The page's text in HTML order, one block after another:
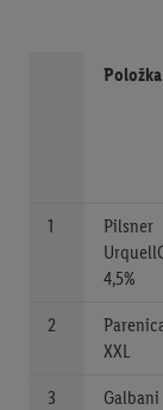
Položka
1
Pilsner
4,5%
2
XXL
3
Galbani